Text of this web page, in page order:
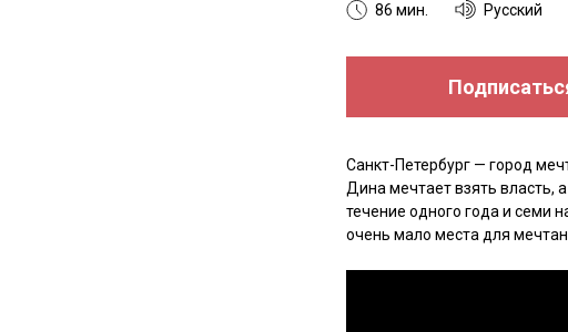
86 мин. Русский
Санкт-Петербург — город
Дина мечтает взять власть,
течение одного года и семи
очень мало места для